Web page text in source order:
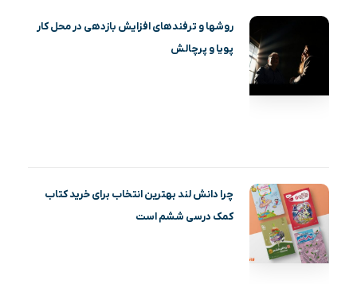
روشها و ترفندهای افزایش بازدهی در محل کار
پویا و پرچالش
چرا دانش لند بهترین انتخاب برای خرید کتاب
کمک درسی ششم است